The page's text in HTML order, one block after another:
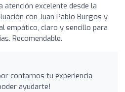
atención excelente desde la
con Juan Pablo Burgos y
empático, claro y sencillo para
Recomendable.
contarnos tu experiencia
ayudarte!